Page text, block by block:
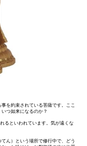
を約束されている菩薩です。ここ
つ如来になるのか？
るといわれています。気が遠くな
ん）という場所で修行中で、どう